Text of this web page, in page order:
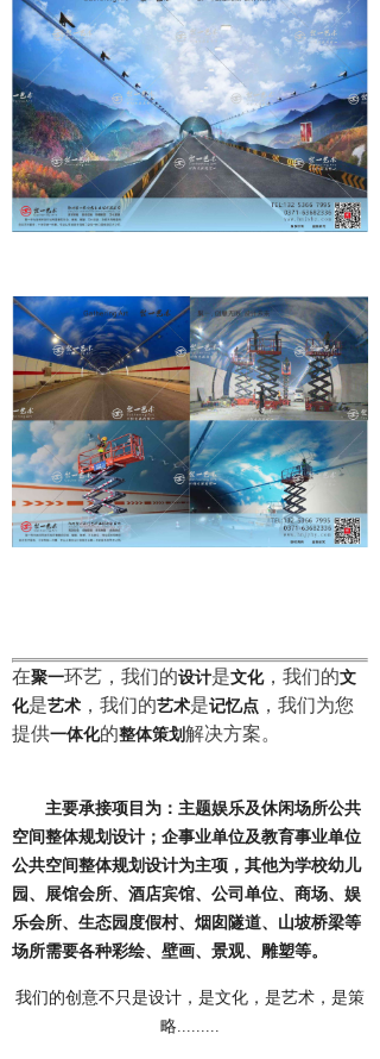
在聚一环艺，我们的设计是文化，我们的文
化是艺术 ，我们的艺术是记忆点 ，我们为您
提供一体化的整体策划解决方案。
主要承接项目为：主题娱乐及休闲场所公共
空间整体规划设计；企事业单位及教育事业单位
公共空间整体规划设计为主项，其他为学校幼儿
园、展馆会所、酒店宾馆、公司单位、商场、娱
乐会所、生态园度假村、烟囱隧道、山坡桥梁等
场所需要各种彩绘、壁画、景观、雕塑等。
我们的创意不只是设计，是文化，是艺术，是策
略.........